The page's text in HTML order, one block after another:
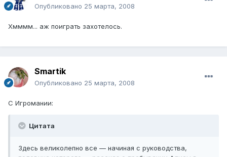
Опубликовано 25 марта, 2008
Хмммм... аж поиграть захотелось.
Smartik
Опубликовано 25 марта, 2008
C Игромании:
Цитата
Здесь великолепно все — начиная с руководства,